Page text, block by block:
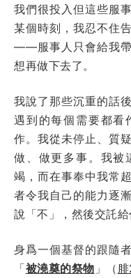
我們很投入但這些服
某個時刻，我忍不住
——服事人只會給我帶
想再做下去了。
我說了那些沉重的話
遇到的每個需要都看
作。我從未停止、質
做、做更多事。我被
竭，而在事奉中我常
者令我自己的能力逐
說「不」，然後交託給
身爲一個基督的跟隨
「被澆奠的祭物 」（